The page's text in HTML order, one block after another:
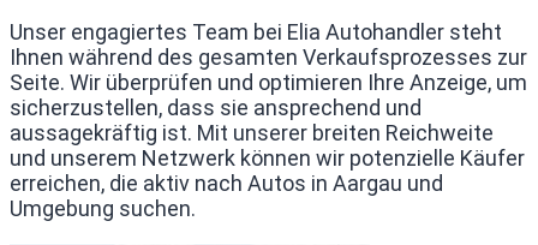
Unser engagiertes Team bei Elia Autohandler steht
Ihnen während des gesamten Verkaufsprozesses zur
Seite. Wir überprüfen und optimieren Ihre Anzeige, um
sicherzustellen, dass sie ansprechend und
aussagekräftig ist. Mit unserer breiten Reichweite
und unserem Netzwerk können wir potenzielle Käufer
erreichen, die aktiv nach Autos in Aargau und
Umgebung suchen.